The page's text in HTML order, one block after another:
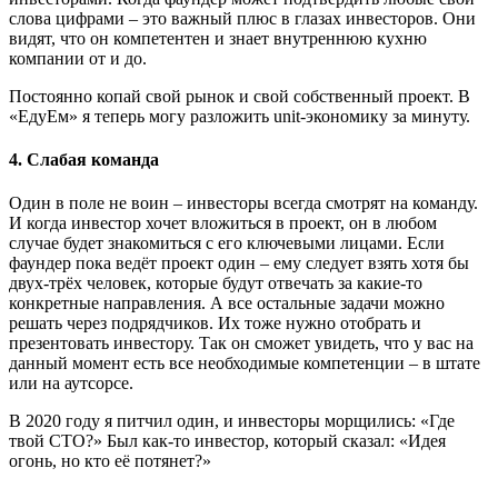
слова цифрами – это важный плюс в глазах инвесторов. Они
видят, что он компетентен и знает внутреннюю кухню
компании от и до.
Постоянно копай свой рынок и свой собственный проект. В
«ЕдуЕм» я теперь могу разложить unit-экономику за минуту.
4. Слабая команда
Один в поле не воин – инвесторы всегда смотрят на команду.
И когда инвестор хочет вложиться в проект, он в любом
случае будет знакомиться с его ключевыми лицами. Если
фаундер пока ведёт проект один – ему следует взять хотя бы
двух-трёх человек, которые будут отвечать за какие-то
конкретные направления. А все остальные задачи можно
решать через подрядчиков. Их тоже нужно отобрать и
презентовать инвестору. Так он сможет увидеть, что у вас на
данный момент есть все необходимые компетенции – в штате
или на аутсорсе.
В 2020 году я питчил один, и инвесторы морщились: «Где
твой CTO?» Был как-то инвестор, который сказал: «Идея
огонь, но кто её потянет?»